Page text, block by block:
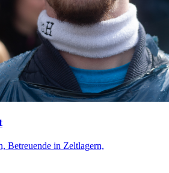
Betreuende in Zeltlagern,